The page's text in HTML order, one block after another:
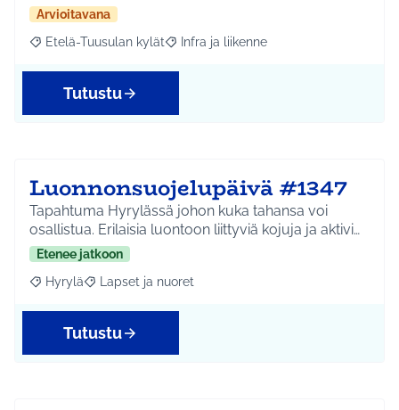
Arvioitavana
Rajaa tulokset aihepiirin mukaan: Etelä-Tuusulan kylät
Etelä-Tuusulan kylät Rajaa tulokset teeman mukaan: Infra ja
Infra ja liikenne
Tutustu
Luonnonsuojelupäivä #1347
Tapahtuma Hyrylässä johon kuka tahansa voi
osallistua. Erilaisia luontoon liittyviä kojuja ja aktivi…
Etenee jatkoon
Rajaa tulokset aihepiirin mukaan: Hyrylä
Hyrylä Rajaa tulokset teeman mukaan: Lapset ja nuoret
Lapset ja nuoret
Tutustu